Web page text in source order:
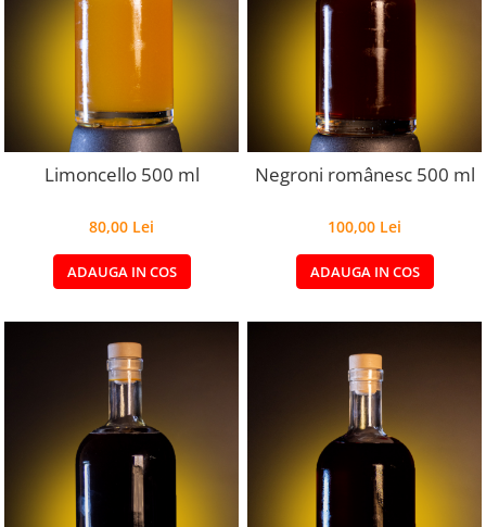
Limoncello 500 ml
80,00 Lei
ADAUGA IN COS
Negroni românesc 500 ml
100,00 Lei
ADAUGA IN COS